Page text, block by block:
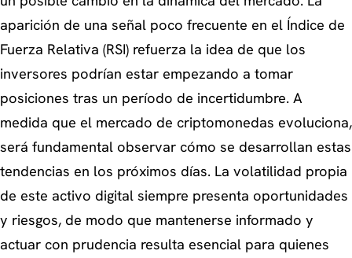
aparición de una señal poco frecuente en el Índice de
Fuerza Relativa (RSI) refuerza la idea de que los
inversores podrían estar empezando a tomar
posiciones tras un período de incertidumbre. A
medida que el mercado de criptomonedas evoluciona,
será fundamental observar cómo se desarrollan estas
tendencias en los próximos días. La volatilidad propia
de este activo digital siempre presenta oportunidades
y riesgos, de modo que mantenerse informado y
actuar con prudencia resulta esencial para quienes